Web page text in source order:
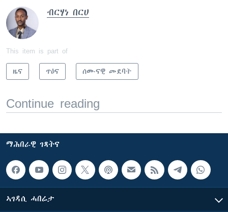
ብርሃነ በርሀ
This item is part of
ዜና ጥዕና ሰሙናዊ መደባት
Continue reading
ማሕበራዊ ገጻትና
ኣገዳሲ ሓበሬታ